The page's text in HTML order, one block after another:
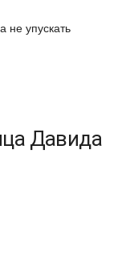
не упускать
Давида